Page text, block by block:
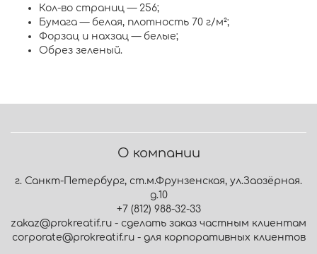
Кол-во страниц — 256;
Бумага — белая, плотность 70 г/м²;
Форзац и нахзац — белые;
Обрез зеленый.
О компании
г. Санкт-Петербург, ст.м.Фрунзенская, ул.Заозёрная.
д.10
+7 (812) 988-32-33
zakaz@prokreatif.ru - сделать заказ частным клиентам
corporate@prokreatif.ru - для корпоративных клиентов